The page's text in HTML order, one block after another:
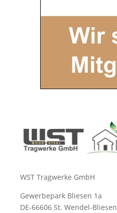
WST Tragwerke GmbH
Gewerbepark Bliesen 1a
DE-66606 St. Wendel-Bliesen